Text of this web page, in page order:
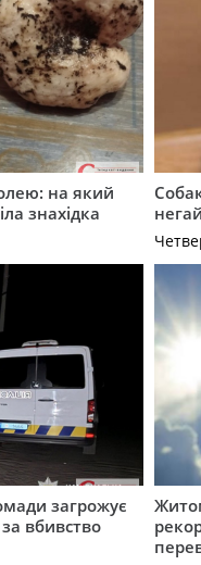
на який
знахідка
загрожує
вбивство